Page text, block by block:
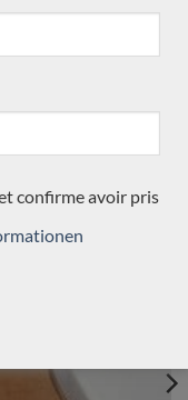
confirme avoir pris